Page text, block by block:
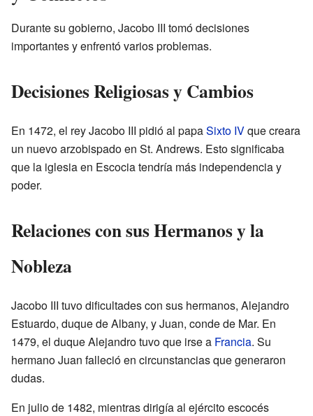
Durante su gobierno, Jacobo III tomó decisiones
importantes y enfrentó varios problemas.
Decisiones Religiosas y Cambios
En 1472, el rey Jacobo III pidió al papaSixto IVque creara
un nuevo arzobispado en St. Andrews. Esto significaba
que la iglesia en Escocia tendría más independencia y
poder.
Relaciones con sus Hermanos y la
Nobleza
Jacobo III tuvo dificultades con sus hermanos, Alejandro
Estuardo, duque de Albany, y Juan, conde de Mar. En
1479, el duque Alejandro tuvo que irse a Francia. Su
hermano Juan falleció en circunstancias que generaron
dudas.
En julio de 1482, mientras dirigía al ejército escocés